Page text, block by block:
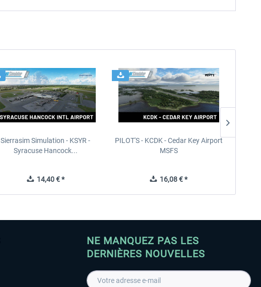
Sierrasim Simulation - KSYR -
Syracuse Hancock...
14,40 € *
PILOT'S - KCDK - Cedar Key Airport
MSFS
16,08 € *
NE MANQUEZ PAS LES
DERNIÈRES NOUVELLES